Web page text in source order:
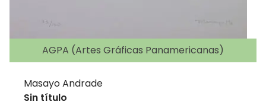
AGPA (Artes Gráficas Panamericanas)
Masayo Andrade
Sin título